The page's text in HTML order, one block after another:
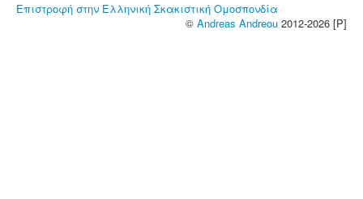
Επιστροφή στην Ελληνική Σκακιστική Ομοσπονδία
© Andreas Andreou 2012-2026 [P]